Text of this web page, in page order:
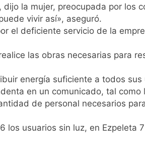
de llover y llega una ola de frío
Hernán Ocampo, tras la
psicótico» por consumo con
la mujer, preocupada por los
vivir así», aseguró.
el deficiente servicio de la
las obras necesarias para
energía suficiente a todos
en un comunicado, tal
de personal necesarios
usuarios sin luz, en Ezpeleta